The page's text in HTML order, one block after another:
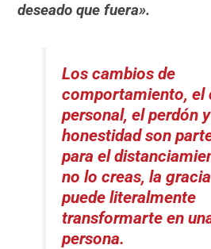
deseado que fuera».
Los cambios de
comportamiento, el
personal, el perdón
honestidad son
para el
no lo creas, la
puede literalmente
transformarte en
persona.